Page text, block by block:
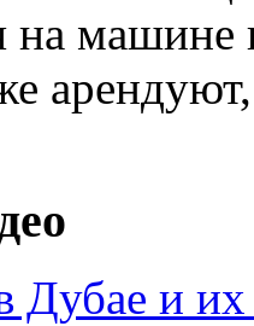
на
Дубае и их